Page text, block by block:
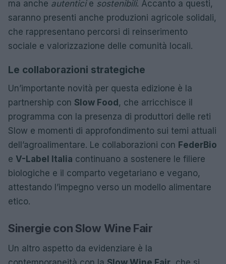
ma anche autenticie sostenibili. Accanto a questi,
saranno presenti anche produzioni agricole solidali,
che rappresentano percorsi di reinserimento
sociale e valorizzazione delle comunità locali.
Le collaborazioni strategiche
Un’importante novità per questa edizione è la
partnership con Slow Food, che arricchisce il
programma con la presenza di produttori delle reti
Slow e momenti di approfondimento sui temi attuali
dell’agroalimentare. Le collaborazioni con FederBio
e V-Label Italia continuano a sostenere le filiere
biologiche e il comparto vegetariano e vegano,
attestando l’impegno verso un modello alimentare
etico.
Sinergie con Slow Wine Fair
Un altro aspetto da evidenziare è la